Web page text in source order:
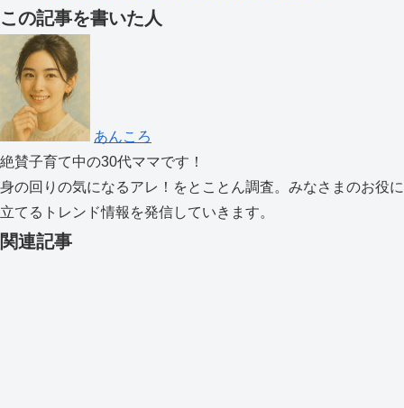
この記事を書いた人
あんころ
絶賛子育て中の30代ママです！
身の回りの気になるアレ！をとことん調査。みなさまのお役に
立てるトレンド情報を発信していきます。
関連記事